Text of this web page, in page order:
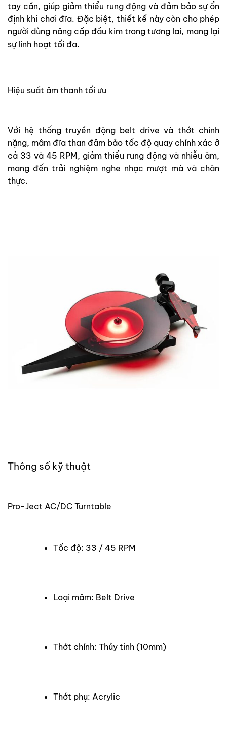
tay cần, giúp giảm thiểu rung động và đảm bảo sự ổn
định khi chơi đĩa. Đặc biệt, thiết kế này còn cho phép
người dùng nâng cấp đầu kim trong tương lai, mang lại
sự linh hoạt tối đa.
Hiệu suất âm thanh tối ưu
Với hệ thống truyền động belt drive và thớt chính
nặng, mâm đĩa than đảm bảo tốc độ quay chính xác ở
cả 33 và 45 RPM, giảm thiểu rung động và nhiễu âm,
mang đến trải nghiệm nghe nhạc mượt mà và chân
thực.
Thông số kỹ thuật
Pro-Ject AC/DC Turntable
Tốc độ: 33 / 45 RPM
Loại mâm: Belt Drive
Thớt chính: Thủy tinh (10mm)
Thớt phụ: Acrylic